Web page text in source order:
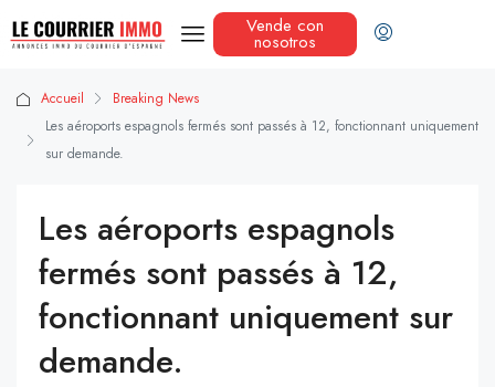
Vende con
nosotros
Accueil
Breaking News
Les aéroports espagnols fermés sont passés à 12, fonctionnant uniquement
sur demande.
Les aéroports espagnols
fermés sont passés à 12,
fonctionnant uniquement sur
demande.